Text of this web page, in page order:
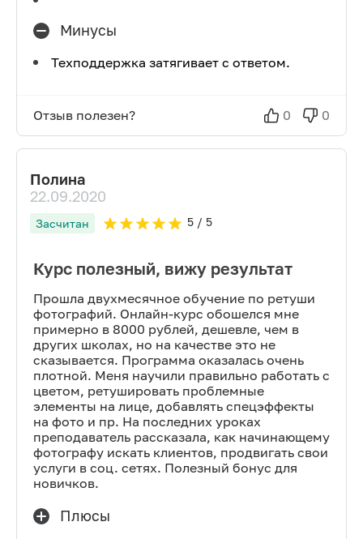
Минусы
Техподдержка затягивает с ответом.
Отзыв полезен? 0 0
Полина
22.09.2020
Засчитан 5/ 5
Курс полезный, вижу результат
Прошла двухмесячное обучение по ретуши
фотографий. Онлайн-курс обошелся мне
примерно в 8000 рублей, дешевле, чем в
других школах, но на качестве это не
сказывается. Программа оказалась очень
плотной. Меня научили правильно работать с
цветом, ретушировать проблемные
элементы на лице, добавлять спецэффекты
на фото и пр. На последних уроках
преподаватель рассказала, как начинающему
фотографу искать клиентов, продвигать свои
услуги в соц. сетях. Полезный бонус для
новичков.
Плюсы